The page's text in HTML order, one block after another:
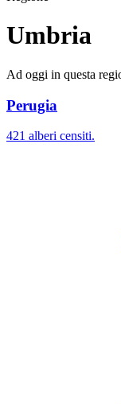
Umbria
Ad oggi in questa
Perugia
421 alberi censiti.